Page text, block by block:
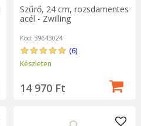
Szűrő, 24 cm, rozsdamentes
acél - Zwilling
Kód: 39643024
(6)
Készleten
14 970 Ft